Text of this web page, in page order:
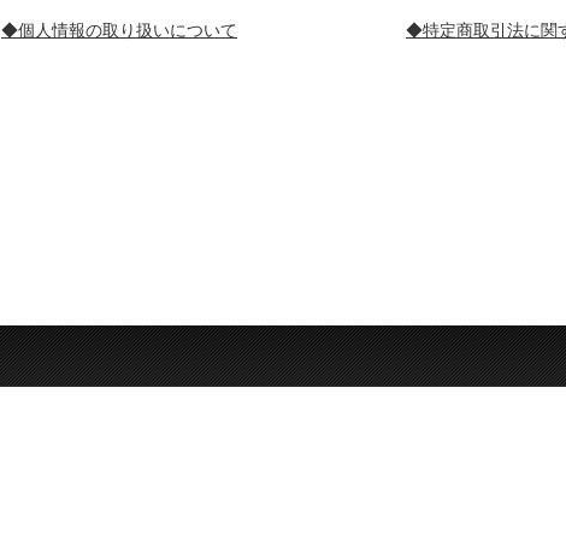
◆個人情報の取り扱いについて ◆特定商取引法に関